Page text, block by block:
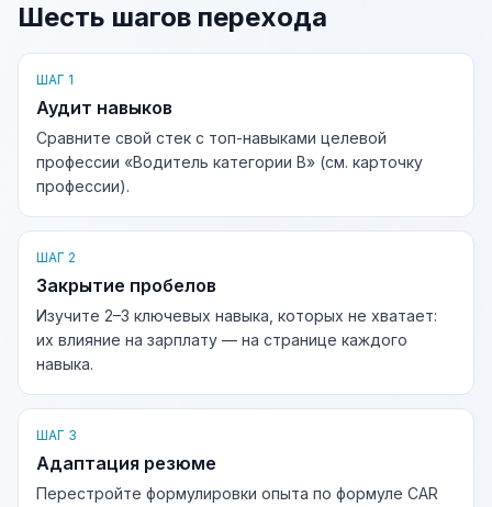
Шесть шагов перехода
ШАГ 1
Аудит навыков
Сравните свой стек с топ-навыками целевой
профессии «Водитель категории В» (см. карточку
профессии).
ШАГ 2
Закрытие пробелов
Изучите 2–3 ключевых навыка, которых не хватает:
их влияние на зарплату — на странице каждого
навыка.
ШАГ 3
Адаптация резюме
Перестройте формулировки опыта по формуле CAR